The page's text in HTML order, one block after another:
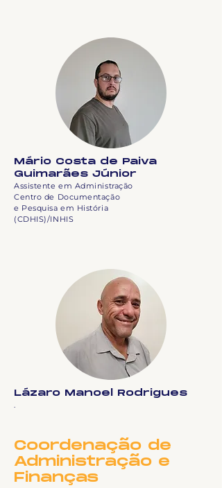
Mário Costa de Paiva
Guimarães Júnior
Assistente em Administração
Centro de Documentação
e Pesquisa em História
(CDHIS)/INHIS
Lázaro Manoel Rodrigues
.
Coordenação de
Administração e
Finanças